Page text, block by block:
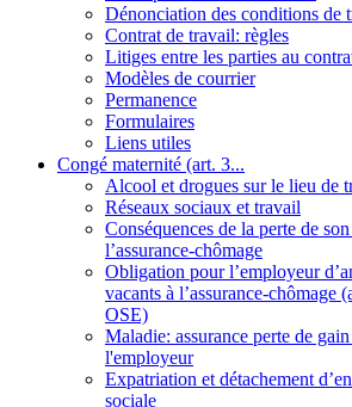
Dénonciation des conditions de
Contrat de travail: règles
Litiges entre les parties au
Modèles de courrier
Permanence
Formulaires
Liens utiles
Congé maternité (art. 3...
Alcool et drogues sur le lieu de
Réseaux sociaux et travail
Conséquences de la perte de
l’assurance-chômage
Obligation pour l’employeur
vacants à l’assurance-chômage
OSE)
Maladie: assurance perte de
l'employeur
Expatriation et détachement
sociale